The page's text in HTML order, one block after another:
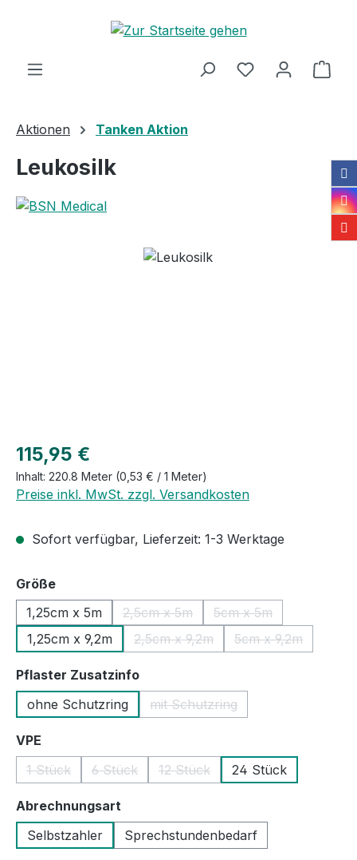
Zum Hauptinhalt springen
Aktionen Tanken Aktion
Leukosilk
Bildergalerie überspringen
Regulärer Preis:
115,95 €
Inhalt: 220.8 Meter (0,53 € / 1 Meter)
Preise inkl. MwSt. zzgl. Versandkosten
Sofort verfügbar, Lieferzeit: 1-3 Werktage
Größeauswählen
1,25cm x 5m
2,5cm x 5m
(Diese Option ist zurzeit nicht
5cm x 5m
(Diese Option ist
1,25cm x 9,2m 2,5cm x 9,2m
(Diese Option ist zurzeit nicht
5cm x 9,2m
(Diese Option
Pflaster Zusatzinfoauswählen
ohne Schutzring
mit Schutzring
(Diese Option ist zurzeit nicht
VPE
1 Stück
(Diese Option ist zurzeit nicht verfügbar.)
6 Stück
(Diese Option ist zurzeit nicht verfügbar.)
12 Stück
(Diese Option ist zurzeit nicht
24 Stück
Abrechnungsart
Selbstzahler
Sprechstundenbedarf